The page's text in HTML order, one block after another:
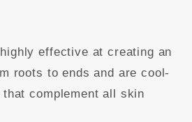
effective at creating an
roots to ends and are cool-
complement all skin